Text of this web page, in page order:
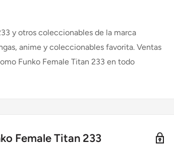
y otros coleccionables de la marca
anime y coleccionables favorita. Ventas
Funko Female Titan 233 en todo
Female Titan 233